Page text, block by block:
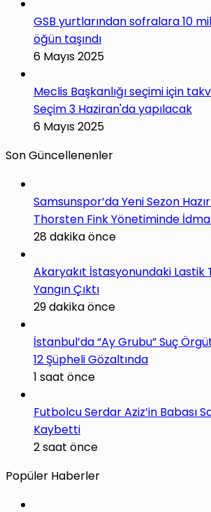
GSB yurtlarından sofralara 10
öğün taşındı
6 Mayıs 2025
Meclis Başkanlığı seçimi için
Seçim 3 Haziran'da yapılacak
6 Mayıs 2025
Son Güncellenenler
Samsunspor’da Yeni Sezon
Thorsten Fink Yönetiminde
28 dakika önce
Akaryakıt İstasyonundaki Lastik
Yangın Çıktı
29 dakika önce
İstanbul’da “Ay Grubu” Suç
12 Şüpheli Gözaltında
1 saat önce
Futbolcu Serdar Aziz’in Babası
Kaybetti
2 saat önce
Popüler Haberler